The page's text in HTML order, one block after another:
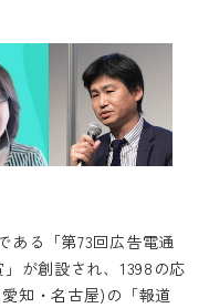
ある「第73回広告電通
が創設され、1398の応
知・名古屋)の「報道